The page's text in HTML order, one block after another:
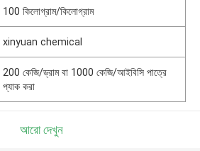
100 কিলোগ্রাম/কিলোগ্রাম
xinyuan chemical
200 কেজি/ড্রাম বা 1000 কেজি/আইবিসি পাত্রে
প্যাক করা
আরো দেখুন